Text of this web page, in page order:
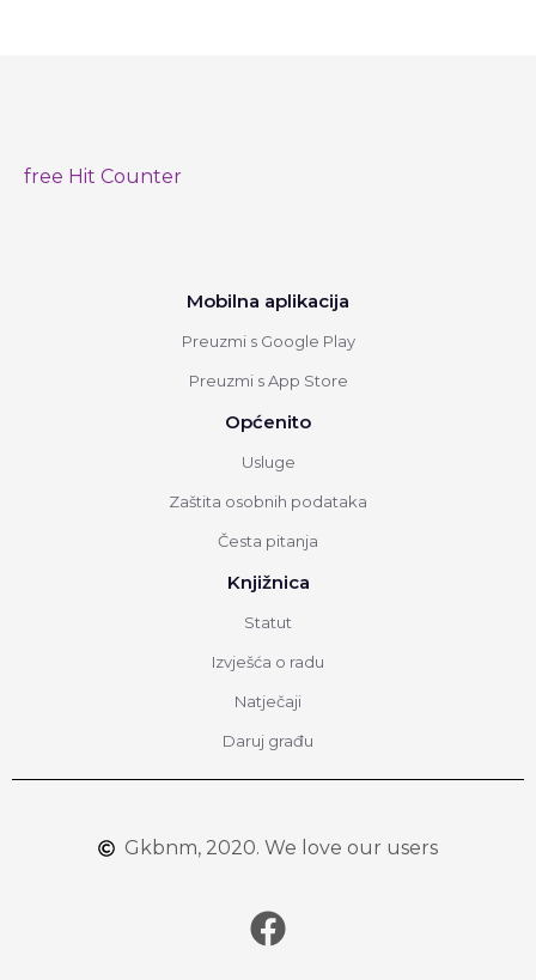
free Hit Counter
Mobilna aplikacija
Preuzmi s Google Play
Preuzmi s App Store
Općenito
Usluge
Zaštita osobnih podataka
Česta pitanja
Knjižnica
Statut
Izvješća o radu
Natječaji
Daruj građu
Gkbnm, 2020. We love our users